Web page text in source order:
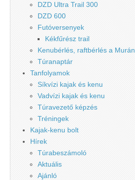
DZD Ultra Trail 300
DZD 600
Futóversenyek
Kékfűrész trail
Kenubérlés, raftbérlés a Murán
Túranaptár
Tanfolyamok
Síkvízi kajak és kenu
Vadvízi kajak és kenu
Túravezető képzés
Tréningek
Kajak-kenu bolt
Hírek
Túrabeszámoló
Aktuális
Ajánló